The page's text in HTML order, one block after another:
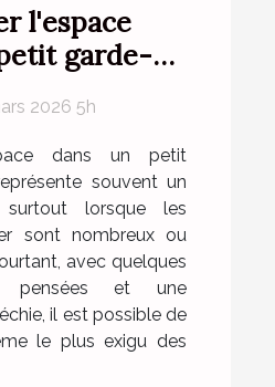
l'espace
garde-
2026 5h
dans un petit
souvent un
lorsque les
sont nombreux ou
avec quelques
pensées et une
il est possible de
le plus exigu des